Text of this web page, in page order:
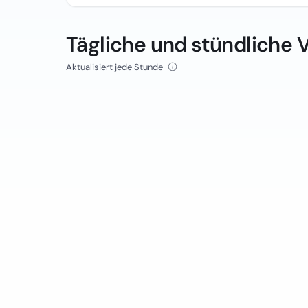
Tägliche und stündliche
Aktualisiert jede Stunde